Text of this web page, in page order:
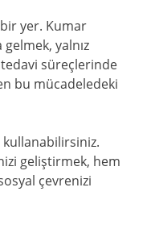
yer. Kumar
yalnız
tedavi süreçlerinde
bu mücadeledeki
kullanabilirsiniz.
geliştirmek, hem
çevrenizi